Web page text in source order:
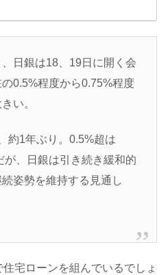
日銀は18、19日に開く会
0.5%程度から0.75%程度
い。
約1年ぶり。0.5%超は
が、日銀は引き続き緩和的
姿勢を維持する見通し
宅ローンを組んでいるでしょ